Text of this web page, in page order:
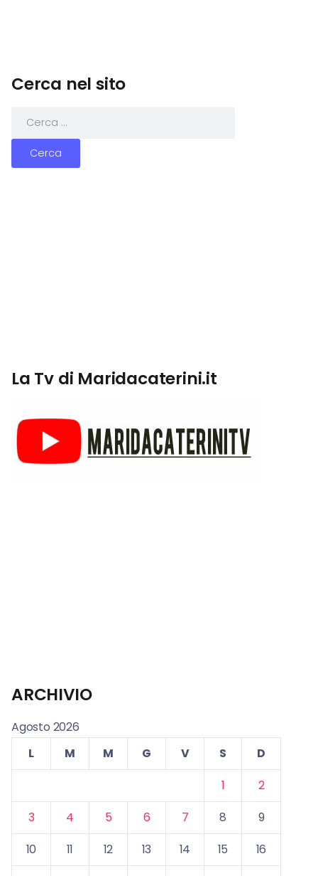
Cerca nel sito
La Tv di Maridacaterini.it
ARCHIVIO
Agosto 2026
L
M M G V S
D
1
2
3
4 5 6 7 8
9
10
11 12 13 14 15
16